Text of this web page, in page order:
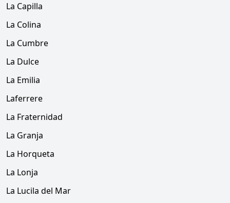
La Capilla
La Colina
La Cumbre
La Dulce
La Emilia
Laferrere
La Fraternidad
La Granja
La Horqueta
La Lonja
La Lucila del Mar